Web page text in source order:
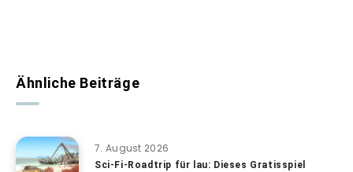
Ähnliche Beiträge
7. August 2026
Sci-Fi-Roadtrip für lau: Dieses Gratisspiel